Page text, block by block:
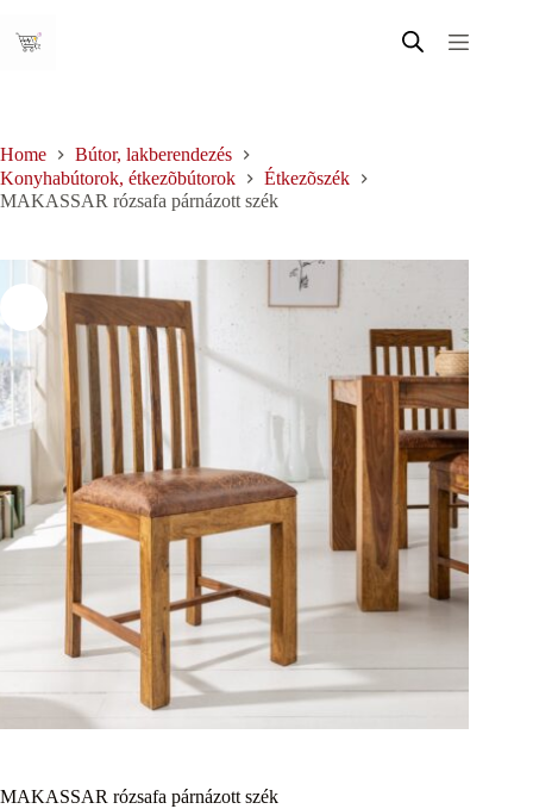
content
Home
Bútor, lakberendezés
Konyhabútorok, étkezõbútorok
Étkezõszék
MAKASSAR rózsafa párnázott szék
MAKASSAR rózsafa párnázott szék